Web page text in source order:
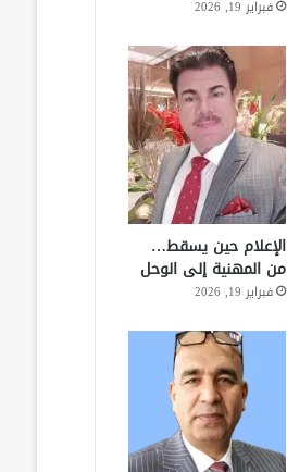
فبراير 19, 2026
الإعلام حين يسقط…
من المهنية إلى الوحل
فبراير 19, 2026